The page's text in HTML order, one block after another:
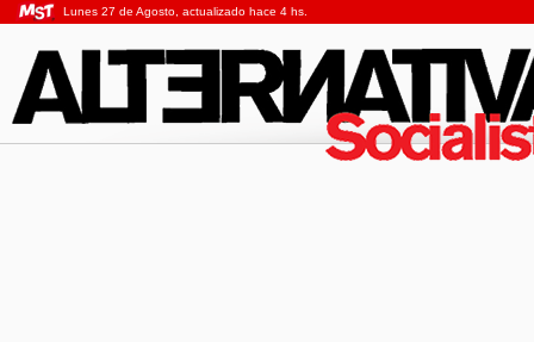
Lunes 27 de Agosto, actualizado hace 4 hs.